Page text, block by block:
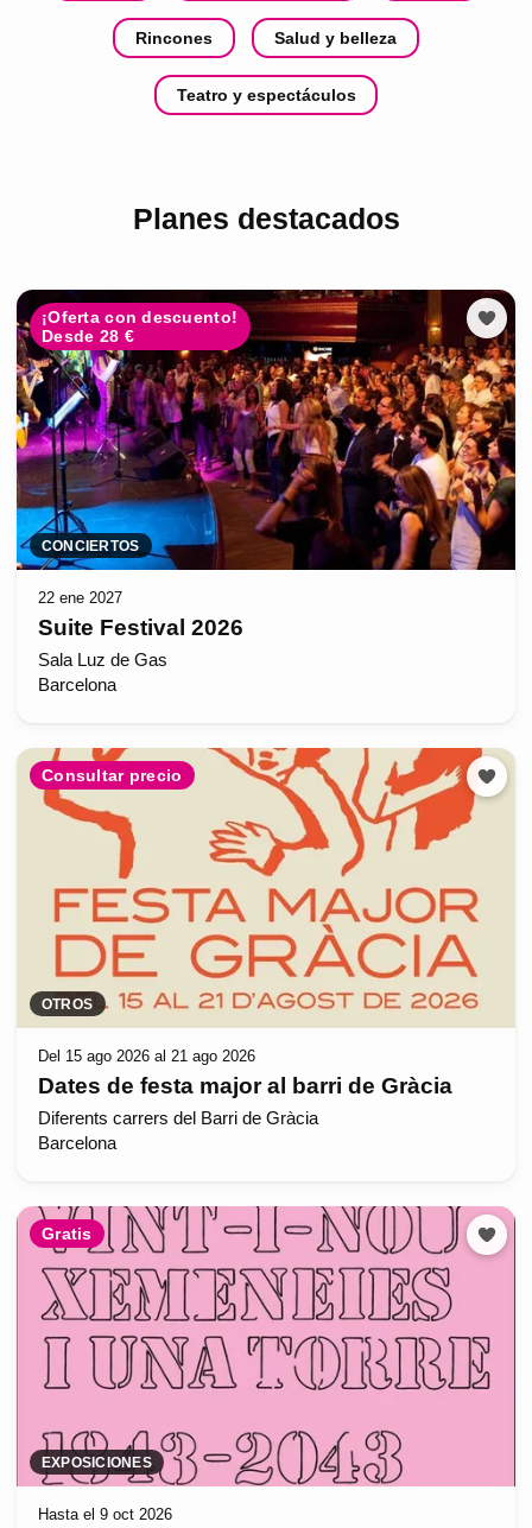
Rincones Salud y belleza
Teatro y espectáculos
Planes destacados
¡Oferta con descuento!
Desde 28 €
CONCIERTOS
22 ene 2027
Suite Festival 2026
Sala Luz de Gas
Barcelona
Consultar precio
OTROS
Del 15 ago 2026 al 21 ago 2026
Dates de festa major al barri de Gràcia
Diferents carrers del Barri de Gràcia
Barcelona
Gratis
EXPOSICIONES
Hasta el 9 oct 2026